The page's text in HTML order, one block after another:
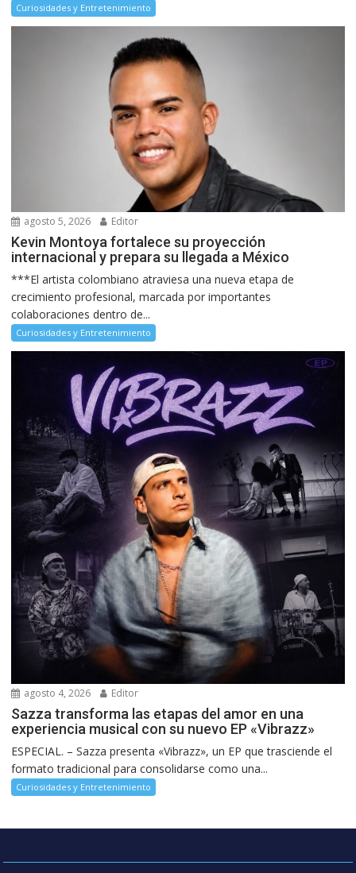
Curiosidades y Entretenimiento
agosto 5, 2026 Editor
Kevin Montoya fortalece su proyección
internacional y prepara su llegada a México
***El artista colombiano atraviesa una nueva etapa de
crecimiento profesional, marcada por importantes
colaboraciones dentro de...
Curiosidades y Entretenimiento
agosto 4, 2026 Editor
Sazza transforma las etapas del amor en una
experiencia musical con su nuevo EP «Vibrazz»
ESPECIAL. – Sazza presenta «Vibrazz», un EP que trasciende el
formato tradicional para consolidarse como una...
Curiosidades y Entretenimiento